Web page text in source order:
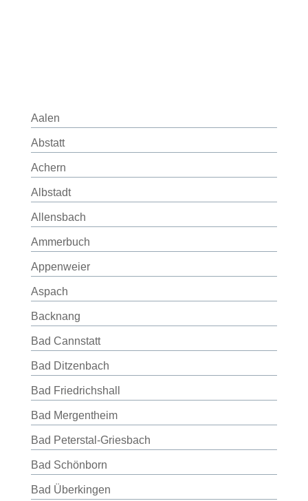
Aalen
Abstatt
Achern
Albstadt
Allensbach
Ammerbuch
Appenweier
Aspach
Backnang
Bad Cannstatt
Bad Ditzenbach
Bad Friedrichshall
Bad Mergentheim
Bad Peterstal-Griesbach
Bad Schönborn
Bad Überkingen